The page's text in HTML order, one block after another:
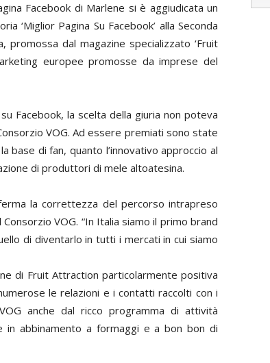
Facebook di Marlene si è aggiudicata un
‘Miglior Pagina Su Facebook’ alla Seconda
promossa dal magazine specializzato ‘Fruit
europee promosse da imprese del
Facebook, la scelta della giuria non poteva
VOG. Ad essere premiati sono state
di fan, quanto l’innovativo approccio al
di produttori di mele altoatesina.
la correttezza del percorso intrapreso
VOG. “In Italia siamo il primo brand
di diventarlo in tutti i mercati in cui siamo
di Fruit Attraction particolarmente positiva
le relazioni e i contatti raccolti con i
anche dal ricco programma di attività
in abbinamento a formaggi e a bon bon di